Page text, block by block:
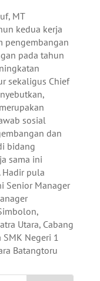
MT
kedua kerja
pengembangan
pada tahun
sekaligus Chief
sosial
dan
bidang
sama ini
pula
Senior Manager
Utara, Cabang
Negeri 1
Batangtoru